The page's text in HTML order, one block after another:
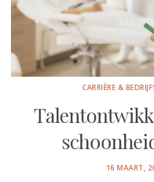
CARRIÈRE &
POSTED
16 MAART,